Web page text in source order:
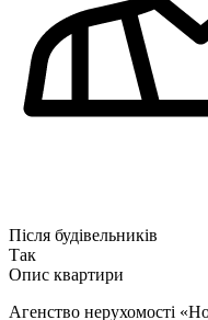
Після будівельників
Так
Опис квартири
Агенство нерухомості